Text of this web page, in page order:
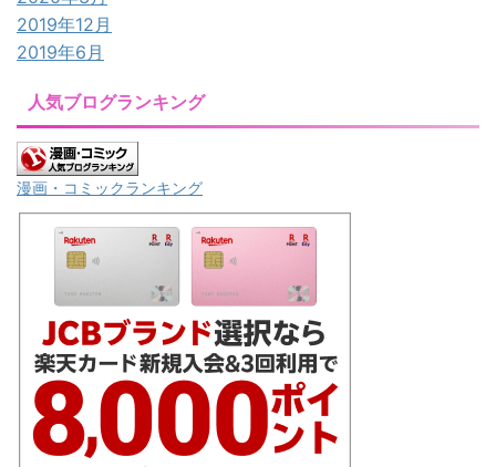
2019年12月
2019年6月
人気ブログランキング
漫画・コミックランキング